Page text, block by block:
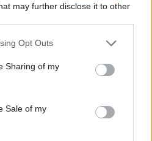
may further disclose it to other
Opt Outs
Sharing of my
Sale of my
Publicidad